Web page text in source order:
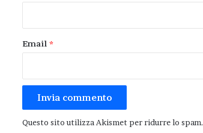
Email *
Questo sito utilizza Akismet per ridurre lo spam.